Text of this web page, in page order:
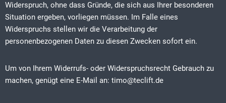
Widerspruch, ohne dass Gründe, die sich aus Ihrer besonderen
Situation ergeben, vorliegen müssen. Im Falle eines
Widerspruchs stellen wir die Verarbeitung der
personenbezogenen Daten zu diesen Zwecken sofort ein.
Um von Ihrem Widerrufs- oder Widerspruchsrecht Gebrauch zu
machen, genügt eine E-Mail an: timo@teclift.de